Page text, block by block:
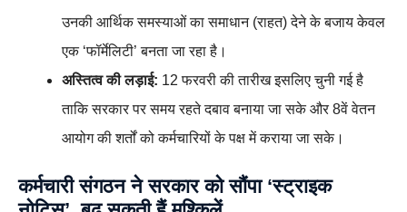
उनकी आर्थिक समस्याओं का समाधान (राहत) देने के बजाय केवल
एक ‘फॉर्मेलिटी’ बनता जा रहा है।
अस्तित्व की लड़ाई: 12 फरवरी की तारीख इसलिए चुनी गई है
ताकि सरकार पर समय रहते दबाव बनाया जा सके और 8वें वेतन
आयोग की शर्तों को कर्मचारियों के पक्ष में कराया जा सके।
कर्मचारी संगठन ने सरकार को सौंपा ‘स्ट्राइक